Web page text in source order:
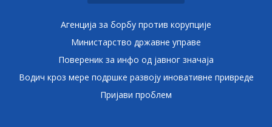
Агенција за борбу против корупције
Министарство државне управе
Повереник за инфо од јавног значаја
Водич кроз мере подршке развоју иновативне привреде
Пријави проблем